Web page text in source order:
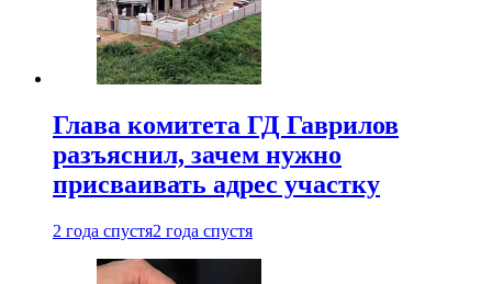
Глава комитета ГД Гаврилов
разъяснил, зачем нужно
присваивать адрес участку
2 года спустя2 года спустя